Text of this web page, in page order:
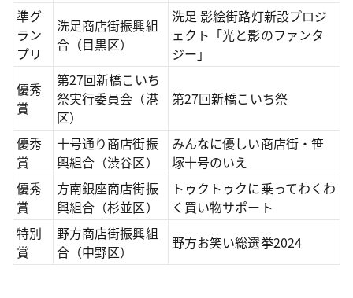
準グ
ラン
プリ
洗足商店街振興組
合（目黒区）
洗足 影絵街路灯新設プロジ
ェクト「光と影のファンタ
ジー」
優秀
賞
第27回新橋こいち
祭実行委員会（港
区）
第27回新橋こいち祭
優秀
賞
十号通り商店街振
興組合（渋谷区）
みんなに優しい商店街・笹
塚十号のいえ
優秀
賞
方南銀座商店街振
興組合（杉並区）
トゥクトゥクに乗ってわくわ
く買い物サポート
特別
賞
野方商店街振興組
合（中野区）
野方お笑い総選挙2024